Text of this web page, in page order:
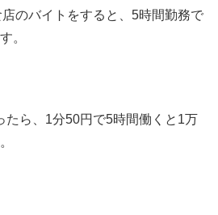
のバイトをすると、5時間勤務で
。
たら、1分50円で5時間働くと1万